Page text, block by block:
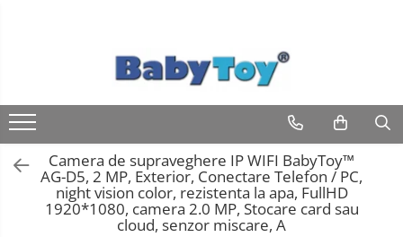
Camera de supraveghere IP WIFI BabyToy™
AG-D5, 2 MP, Exterior, Conectare Telefon / PC,
night vision color, rezistenta la apa, FullHD
1920*1080, camera 2.0 MP, Stocare card sau
cloud, senzor miscare, A